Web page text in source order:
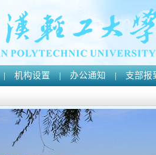
| 机构设置 | 办公通知 | 支部报